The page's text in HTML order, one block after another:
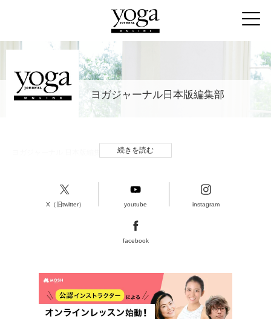
ヨガジャーナル日本版編集部
続きを読む
X（旧twitter） youtube instagram
facebook